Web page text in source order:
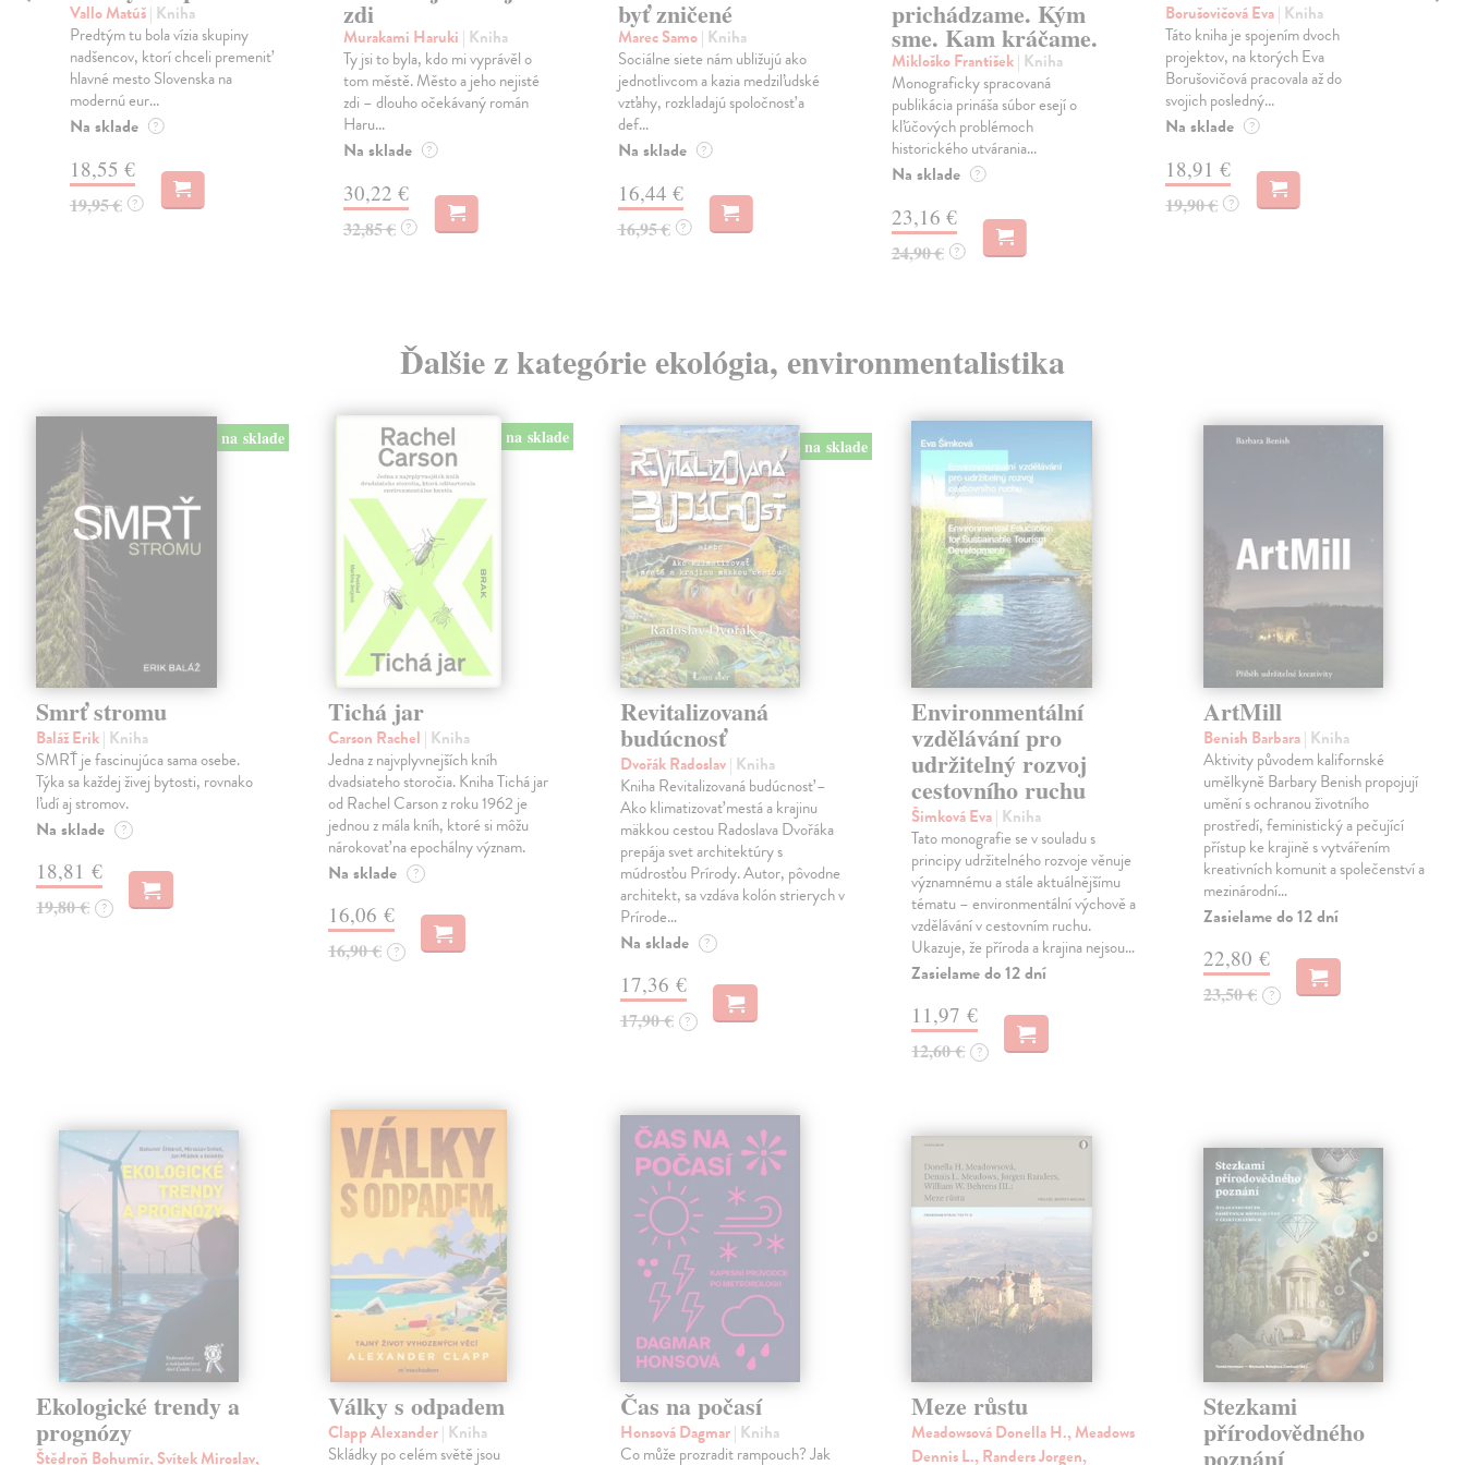
Vallo Matúš| Kniha
Predtým tu bola vízia skupiny
nadšencov, ktorí chceli premeniť
hlavné mesto Slovenska na
modernú eur...
Na sklade ?
18,55 €
19,95 € ?
zdi
Murakami Haruki | Kniha
Ty jsi to byla, kdo mi vyprávěl o
tom městě. Město a jeho nejisté
zdi – dlouho očekávaný román
Haru...
Na sklade ?
30,22 €
32,85 € ?
byť zničené
Marec Samo| Kniha
Sociálne siete nám ubližujú ako
jednotlivcom a kazia medziľudské
vzťahy, rozkladajú spoločnosť a
def...
Na sklade ?
16,44 €
16,95 € ?
prichádzame. Kým
sme. Kam kráčame.
Mikloško František| Kniha
Monograficky spracovaná
publikácia prináša súbor esejí o
kľúčových problémoch
historického utvárania...
Na sklade ?
23,16 €
24,90 € ?
Borušovičová Eva| Kniha
Táto kniha je spojením dvoch
projektov, na ktorých Eva
Borušovičová pracovala až do
svojich posledný...
Na sklade ?
18,91 €
19,90 € ?
Ďalšie z kategórie ekológia, environmentalistika
na sklade
Smrť stromu
Baláž Erik| Kniha
SMRŤ je fascinujúca sama osebe.
Týka sa každej živej bytosti, rovnako
ľudí aj stromov.
Na sklade ?
18,81 €
19,80 € ?
na sklade
Tichá jar
Carson Rachel | Kniha
Jedna z najvplyvnejších kníh
dvadsiateho storočia. Kniha Tichá jar
od Rachel Carson z roku 1962 je
jednou z mála kníh, ktoré si môžu
nárokovať na epochálny význam.
Na sklade ?
16,06 €
16,90 € ?
na sklade
Revitalizovaná
budúcnosť
Dvořák Radoslav| Kniha
Kniha Revitalizovaná budúcnosť –
Ako klimatizovať mestá a krajinu
mäkkou cestou Radoslava Dvořáka
prepája svet architektúry s
múdrosťou Prírody. Autor, pôvodne
architekt, sa vzdáva kolón strierych v
Prírode…
Na sklade ?
17,36 €
17,90 € ?
Environmentální
vzdělávání pro
udržitelný rozvoj
cestovního ruchu
Šimková Eva| Kniha
Tato monografie se v souladu s
principy udržitelného rozvoje věnuje
významnému a stále aktuálnějšímu
tématu – environmentální výchově a
vzdělávání v cestovním ruchu.
Ukazuje, že příroda a krajina nejsou…
Zasielame do 12 dní
11,97 €
12,60 € ?
ArtMill
Benish Barbara| Kniha
Aktivity původem kalifornské
umělkyně Barbary Benish propojují
umění s ochranou životního
prostředí, feministický a pečující
přístup ke krajině s vytvářením
kreativních komunit a společenství a
mezinárodní…
Zasielame do 12 dní
22,80 €
23,50 € ?
Ekologické trendy a
prognózy
Štědroň Bohumír, Svítek Miroslav,
Války s odpadem
Clapp Alexander| Kniha
Skládky po celém světě jsou
Čas na počasí
Honsová Dagmar| Kniha
Co může prozradit rampouch? Jak
Meze růstu
Meadowsová Donella H., Meadows
Dennis L., Randers Jorgen,
Stezkami
přírodovědného